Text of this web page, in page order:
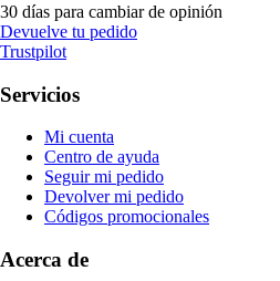
30 días para cambiar de opinión
Devuelve tu pedido
Trustpilot
Servicios
Mi cuenta
Centro de ayuda
Seguir mi pedido
Devolver mi pedido
Códigos promocionales
Acerca de